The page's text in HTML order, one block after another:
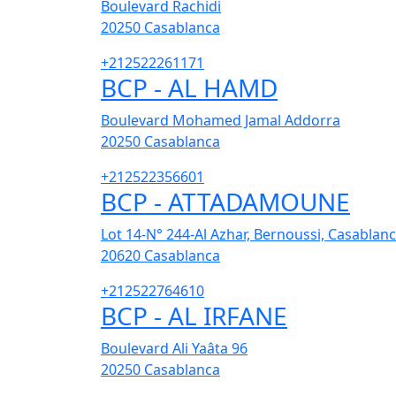
Boulevard Rachidi
20250 Casablanca
+212522261171
BCP - AL HAMD
Boulevard Mohamed Jamal Addorra
20250 Casablanca
+212522356601
BCP - ATTADAMOUNE
Lot 14-N° 244-Al Azhar, Bernoussi,
20620 Casablanca
+212522764610
BCP - AL IRFANE
Boulevard Ali Yaâta 96
20250 Casablanca